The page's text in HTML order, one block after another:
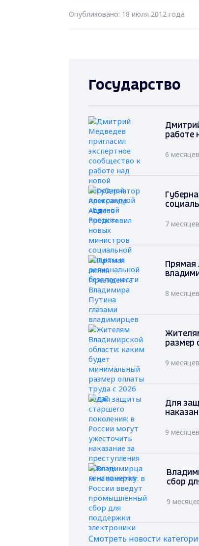
Опубликовано: 18 июля 2012 года
Государство
работе
6
7
Прямая
8
размер
9
Для
9
сбор
9
Смотреть новости